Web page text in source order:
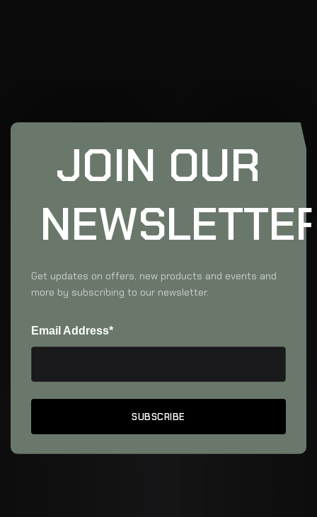
JOIN OUR
Get updates on offers, new products and events and
more by subscribing to our newsletter.
Email Address*